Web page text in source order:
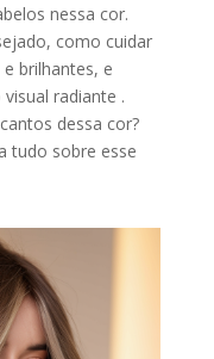
nessa cor.
como cuidar
brilhantes, e
radiante .
dessa cor?
tudo sobre esse